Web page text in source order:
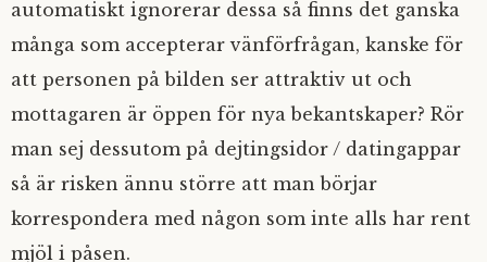
automatiskt ignorerar dessa så finns det ganska
många som accepterar vänförfrågan, kanske för
att personen på bilden ser attraktiv ut och
mottagaren är öppen för nya bekantskaper? Rör
man sej dessutom på dejtingsidor / datingappar
så är risken ännu större att man börjar
korrespondera med någon som inte alls har rent
mjöl i påsen.